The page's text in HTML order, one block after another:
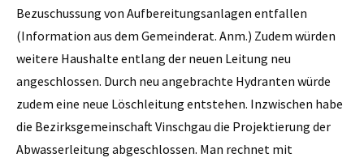
Bezuschussung von Aufbereitungsanlagen entfallen
(Information aus dem Gemeinderat. Anm.) Zudem würden
weitere Haushalte entlang der neuen Leitung neu
angeschlossen. Durch neu angebrachte Hydranten würde
zudem eine neue Löschleitung entstehen. Inzwischen habe
die Bezirksgemeinschaft Vinschgau die Projektierung der
Abwasserleitung abgeschlossen. Man rechnet mit